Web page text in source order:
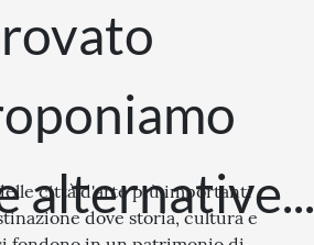
alternative...
città d'arte più importanti
dove storia, cultura e
STORIA
EVENTI SPECIALI
ARTE E CULTURA